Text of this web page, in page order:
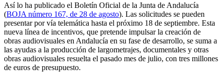
Así lo ha publicado el Boletín Oficial de la Junta de Andalucía
(BOJA número 167, de 28 de agosto). Las solicitudes se pueden
presentar por vía telemática hasta el próximo 18 de septiembre. Esta
nueva línea de incentivos, que pretende impulsar la creación de
obras audiovisuales en Andalucía en su fase de desarrollo, se suma a
las ayudas a la producción de largometrajes, documentales y otras
obras audiovisuales resuelta el pasado mes de julio, con tres millones
de euros de presupuesto.